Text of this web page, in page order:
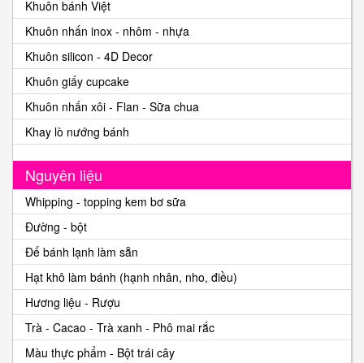
Khuôn bánh Việt
Khuôn nhấn inox - nhôm - nhựa
Khuôn silicon - 4D Decor
Khuôn giấy cupcake
Khuôn nhấn xôi - Flan - Sữa chua
Khay lò nướng bánh
Nguyên liệu
Whipping - topping kem bơ sữa
Đường - bột
Đế bánh lạnh làm sẵn
Hạt khô làm bánh (hạnh nhân, nho, điều)
Hương liệu - Rượu
Trà - Cacao - Trà xanh - Phô mai rắc
Màu thực phẩm - Bột trái cây